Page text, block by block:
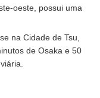
oeste, possui uma
na Cidade de Tsu,
de Osaka e 50